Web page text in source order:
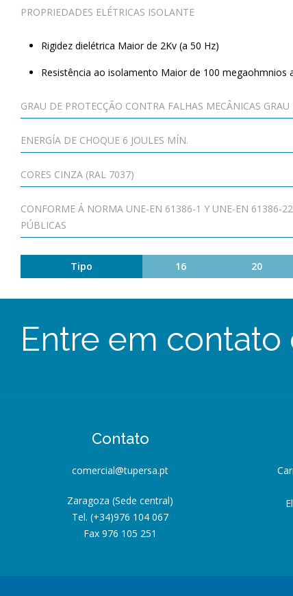
PROPRIEDADES ELÉTRICAS ISOLANTE
Rigidez dielétrica Maior de 2Kv (a 50 Hz)
Resistência ao isolamento Maior de 100 megaohmnios
GRAU DE PROTECÇÃO CONTRA FALHAS MECÂNICAS GRAU
ENERGÍA DE CHOQUE 6 JOULES MÍN.
CORES CINZA (RAL 7037)
CONFORME Á NORMA UNE-EN 61386-1 Y UNE-EN 61386-
PÚBLICAS
Tipo 16 20
Entre em
Contato
comercial@tupersa.pt
Zaragoza (Sede central)
Tel. (+34)976 104 067
Fax 976 105 251